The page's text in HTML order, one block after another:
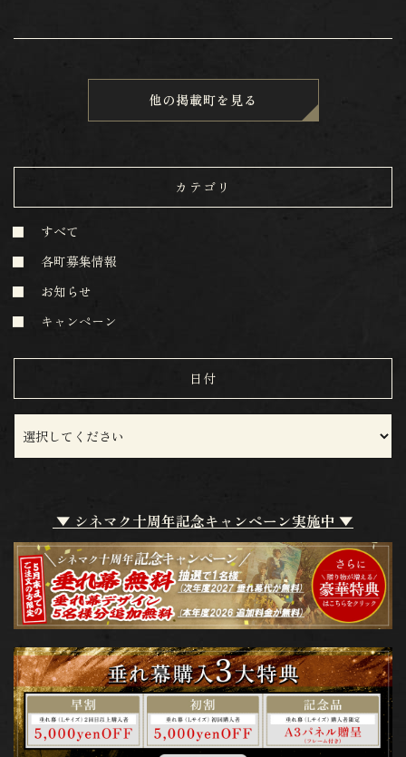
他の掲載町を見る
カテゴリ
すべて
各町募集情報
お知らせ
キャンペーン
日付
▼ シネマク十周年記念キャンペーン実施中 ▼